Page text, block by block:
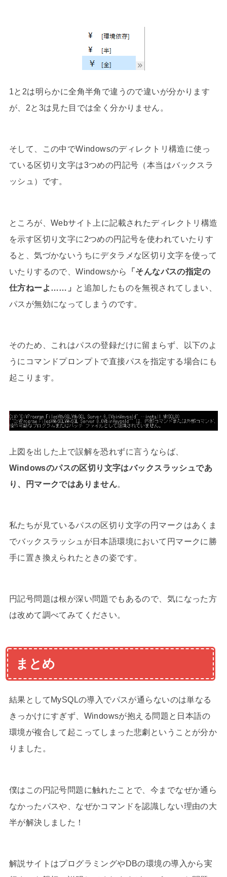
1と2は明らかに全角半角で違うので違いが分かります
が、2と3は見た目では全く分かりません。
そして、この中でWindowsのディレクトリ構造に使っ
ている区切り文字は3つめの円記号（本当はバックスラ
ッシュ）です。
ところが、Webサイト上に記載されたディレクトリ構造
を示す区切り文字に2つめの円記号を使われていたりす
ると、気づかないうちにデタラメな区切り文字を使って
いたりするので、Windowsから
「そんなパスの指定の
仕方ねーよ……」 と追加したものを無視されてしまい、
パスが無効になってしまうのです。
そのため、これはパスの登録だけに留まらず、以下のよ
うにコマンドプロンプトで直接パスを指定する場合にも
起こります。
上図を出した上で誤解を恐れずに言うならば、
Windowsのパスの区切り文字はバックスラッシュであ
り、円マークではありません
私たちが見ているパスの区切り文字の円マークはあくま
でバックスラッシュが日本語環境において円マークに勝
手に置き換えられたときの姿です。
円記号問題は根が深い問題でもあるので、気になった方
は改めて調べてみてください。
まとめ
結果としてMySQLの導入でパスが通らないのは単なる
きっかけにすぎず、Windowsが抱える問題と日本語の
環境が複合して起こってしまった悲劇ということが分か
りました。
僕はこの円記号問題に触れたことで、今までなぜか通ら
なかったパスや、なぜかコマンドを認識しない理由の大
半が解決しました！
解説サイトはプログラミングやDBの環境の導入から実